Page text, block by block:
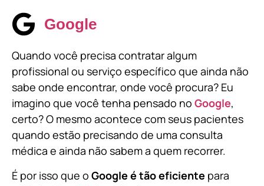
Google
Quando você precisa contratar algum
profissional ou serviço específico que ainda não
sabe onde encontrar, onde você procura? Eu
imagino que você tenha pensado no Google,
certo? O mesmo acontece com seus pacientes
quando estão precisando de uma consulta
médica e ainda não sabem a quem recorrer.
É por isso que o Google é tão eficiente para